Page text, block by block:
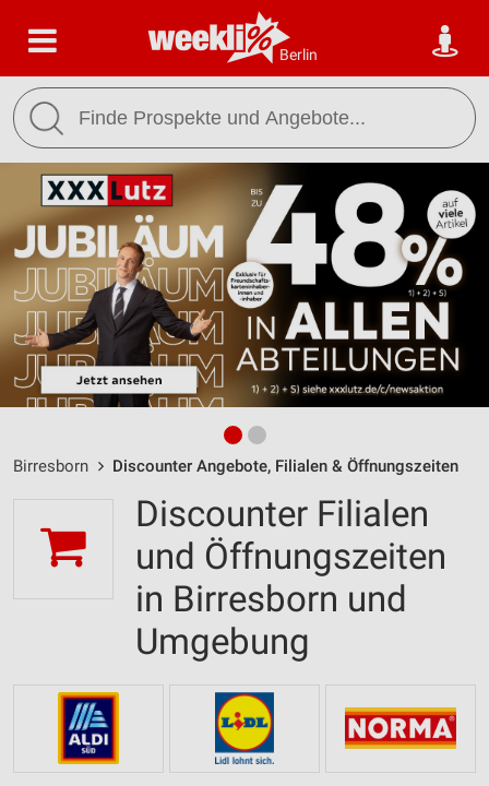
Berlin
Birresborn Discounter Angebote, Filialen & Öffnungszeiten
Discounter Filialen
und Öffnungszeiten
in Birresborn und
Umgebung